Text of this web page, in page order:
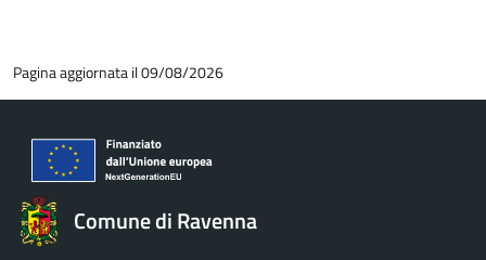
Pagina aggiornata il 09/08/2026
Comune di Ravenna